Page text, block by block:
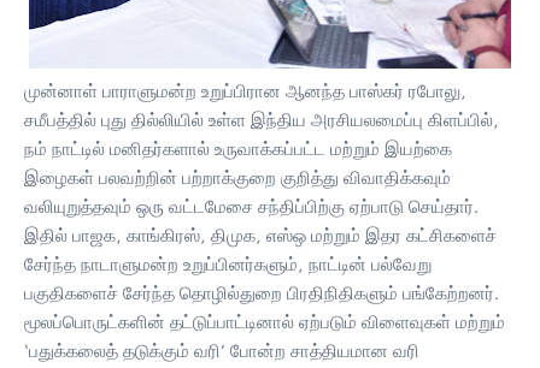
முன்னாள் பாராளுமன்ற உறுப்பிரான ஆனந்த பாஸ்கர் ரபோலு,
சமீபத்தில் புது தில்லியில் உள்ள இந்திய அரசியலமைப்பு கிளப்பில்,
நம் நாட்டில் மனிதர்களால் உருவாக்கப்பட்ட மற்றும் இயற்கை
இழைகள் பலவற்றின் பற்றாக்குறை குறித்து விவாதிக்கவும்
வலியுறுத்தவும் ஒரு வட்டமேசை சந்திப்பிற்கு ஏற்பாடு செய்தார்.
இதில் பாஜக, காங்கிரஸ், திமுக, எஸ்ஒ மற்றும் இதர கட்சிகளைச்
சேர்ந்த நாடாளுமன்ற உறுப்பினர்களும், நாட்டின் பல்வேறு
பகுதிகளைச் சேர்ந்த தொழில்துறை பிரதிநிதிகளும் பங்கேற்றனர்.
மூலப்பொருட்களின் தட்டுப்பாட்டினால் ஏற்படும் விளைவுகள் மற்றும்
‘பதுக்கலைத் தடுக்கும் வரி’ போன்ற சாத்தியமான வரி